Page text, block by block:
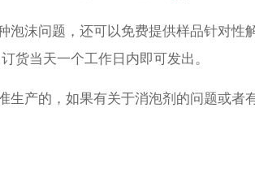
沫问题，还可以免费提供样品针对性
货当天一个工作日内即可发出。
生产的，如果有关于消泡剂的问题或者